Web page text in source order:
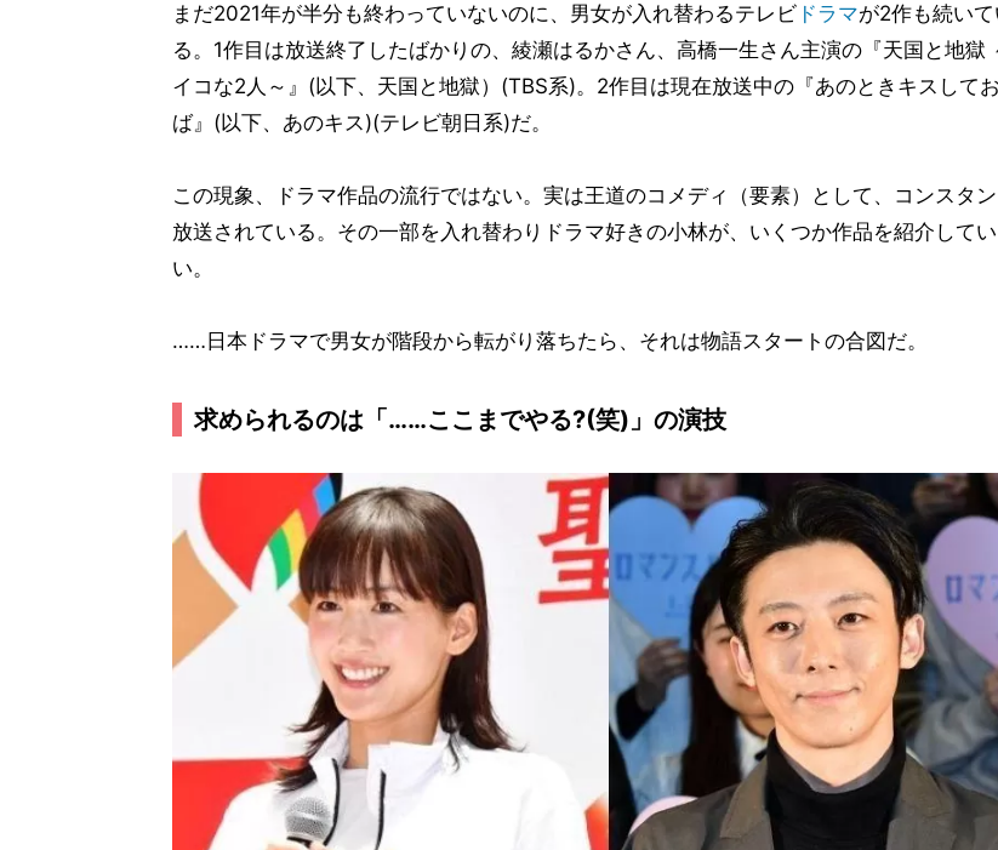
まだ2021年が半分も終わっていないのに、男女が入れ替わるテレビ ドラマが2作も続いて
る。1作目は放送終了したばかりの、綾瀬はるかさん、高橋一生さん主演の『天国と地獄
イコな2人～』(以下、天国と地獄）(TBS系)。2作目は現在放送中の『あのときキスして
ば』(以下、あのキス)(テレビ朝日系)だ。
この現象、ドラマ作品の流行ではない。実は王道のコメディ（要素）として、コンスタ
放送されている。その一部を入れ替わりドラマ好きの小林が、いくつか作品を紹介して
い。
……日本ドラマで男女が階段から転がり落ちたら、それは物語スタートの合図だ。
求められるのは「……ここまでやる?(笑)」の演技